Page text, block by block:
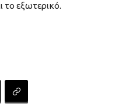
το εξωτερικό.